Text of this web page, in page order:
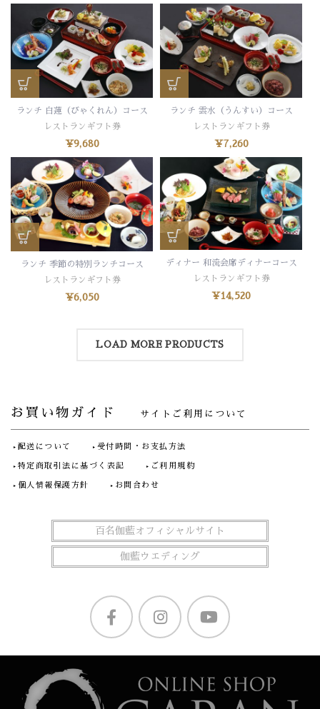
ランチ 白蓮（びゃくれん）コース
レストランギフト券
¥9,680
ランチ 雲水（うんすい）コース
レストランギフト券
¥7,260
ランチ 季節の特別ランチコース
レストランギフト券
¥6,050
ディナー 和流会席ディナーコース
レストランギフト券
¥14,520
LOAD MORE PRODUCTS
お買い物ガイド サイトご利用について
配送について 受付時間・お支払方法
特定商取引法に基づく表記 ご利用規約
個人情報保護方針 お問合わせ
百名伽藍オフィシャルサイト
伽藍ウエディング